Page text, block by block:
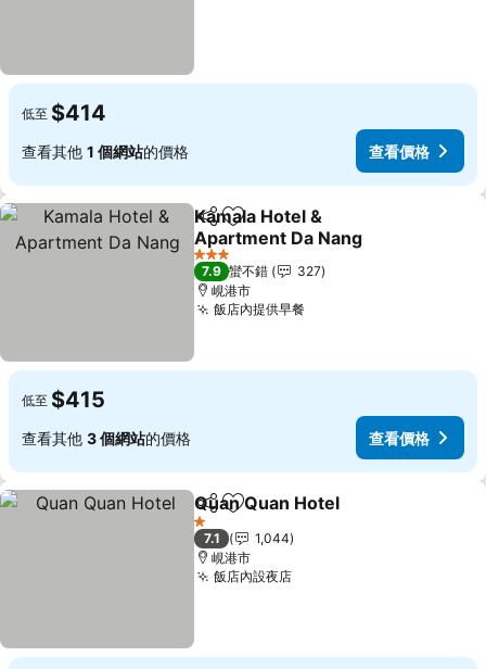
低至 $414
查看其他 1 個網站的價格 查看價格
分享 加入我的最愛
Kamala Hotel &
Apartment Da Nang
3 星級
7.9 蠻不錯
327
峴港市
飯店內提供早餐
低至 $415
查看其他 3 個網站的價格 查看價格
分享 加入我的最愛
Quan Quan Hotel
1 星級
7.1
1,044
峴港市
飯店內設夜店